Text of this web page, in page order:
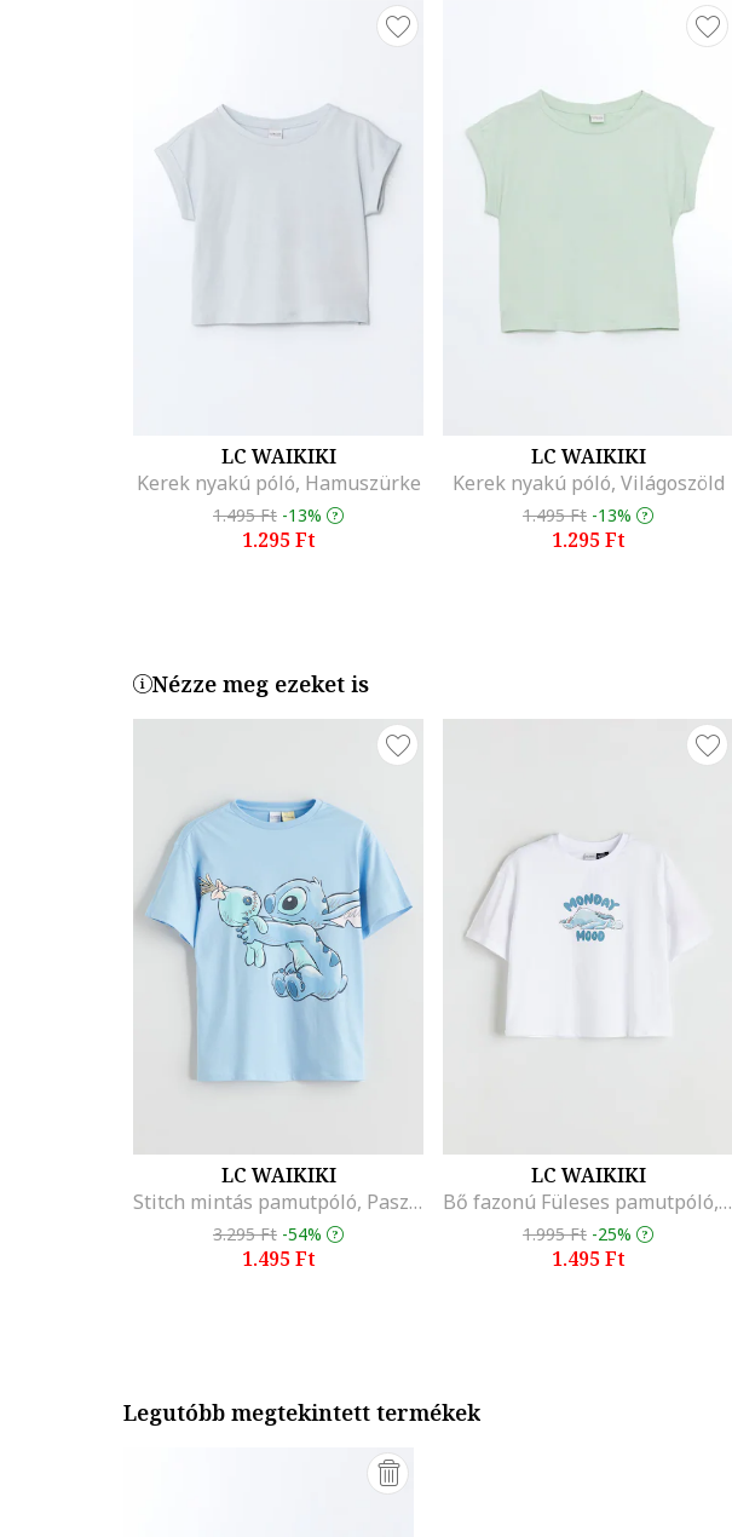
LC WAIKIKI
Kerek nyakú póló, Hamuszürke
1.495 Ft -13%
1.295 Ft
LC WAIKIKI
Kerek nyakú póló, Világoszöld
1.495 Ft -13%
1.295 Ft
Nézze meg ezeket is
LC WAIKIKI
Stitch mintás pamutpóló, Pasztellkék
3.295 Ft -54%
1.495 Ft
LC WAIKIKI
Bő fazonú Füleses pamutpóló, Sötétkék/Fehér
1.995 Ft -25%
1.495 Ft
Legutóbb megtekintett termékek